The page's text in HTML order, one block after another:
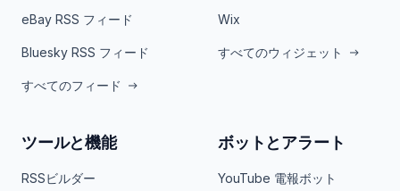
eBay RSS フィード
Bluesky RSS フィード
すべてのフィード
Wix
すべてのウィジェット
ツールと機能
RSSビルダー
ボットとアラート
YouTube 電報ボット